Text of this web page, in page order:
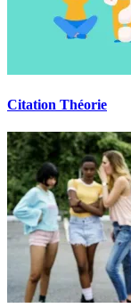
Citation Théorie